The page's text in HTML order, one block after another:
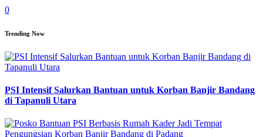
0
Trending Now
PSI Intensif Salurkan Bantuan untuk Korban Banjir Bandang
di Tapanuli Utara